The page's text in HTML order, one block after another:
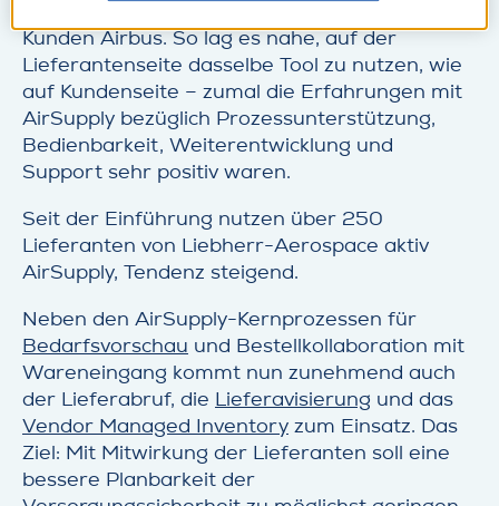
Kunden Airbus. So lag es nahe, auf der
Lieferantenseite dasselbe Tool zu nutzen, wie
auf Kundenseite – zumal die Erfahrungen mit
AirSupply bezüglich Prozessunterstützung,
Bedienbarkeit, Weiterentwicklung und
Support sehr positiv waren.
Seit der Einführung nutzen über 250
Lieferanten von Liebherr-Aerospace aktiv
AirSupply, Tendenz steigend.
Neben den AirSupply-Kernprozessen für
Bedarfsvorschau und Bestellkollaboration mit
Wareneingang kommt nun zunehmend auch
der Lieferabruf, die Lieferavisierung und das
Vendor Managed Inventory zum Einsatz. Das
Ziel: Mit Mitwirkung der Lieferanten soll eine
bessere Planbarkeit der